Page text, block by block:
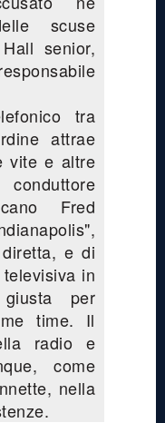
scuse
senior,
tra
attrae
vite e altre
Fred
e di
in
giusta per
time. Il
radio e
come
nella